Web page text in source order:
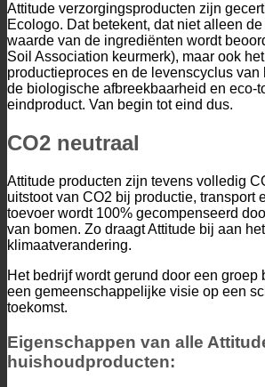
Attitude verzorgingsproducten zijn
Ecologo. Dat betekent, dat niet alleen
waarde van de ingrediënten wordt
Soil Association keurmerk), maar ook
productieproces en de levenscyclus van
de biologische afbreekbaarheid en eco-
eindproduct. Van begin tot eind dus.
CO2 neutraal
Attitude producten zijn tevens volledig
uitstoot van CO2 bij productie, transport
toevoer wordt 100% gecompenseerd
van bomen. Zo draagt Attitude bij aan
klimaatverandering.
Het bedrijf wordt gerund door een groep
een gemeenschappelijke visie op een
toekomst.
Eigenschappen van alle
huishoudproducten: